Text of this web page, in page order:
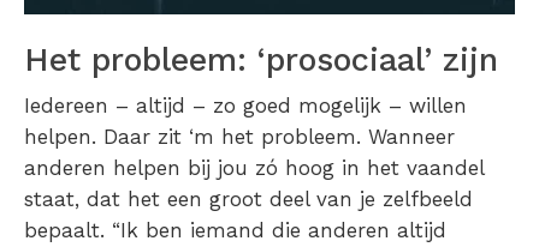
Het probleem: ‘prosociaal’ zijn
Iedereen – altijd – zo goed mogelijk – willen
helpen. Daar zit ‘m het probleem. Wanneer
anderen helpen bij jou zó hoog in het vaandel
staat, dat het een groot deel van je zelfbeeld
bepaalt. “Ik ben iemand die anderen altijd